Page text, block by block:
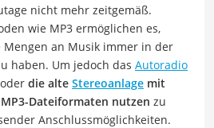
nicht mehr zeitgemäß.
wie MP3 ermöglichen es,
an Musik immer in der
haben. Um jedoch das Autoradio
die alte Stereoanlage mit
Dateiformaten nutzen zu
Anschlussmöglichkeiten.